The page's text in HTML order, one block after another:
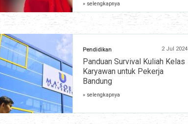
» selengkapnya
Pendidikan 2 Jul 2024
Panduan Survival Kuliah Kelas
Karyawan untuk Pekerja
Bandung
» selengkapnya